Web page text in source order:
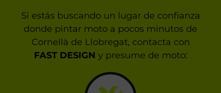
Si estás buscando un lugar de confianza
donde pintar moto a pocos minutos de
Cornellà de Llobregat, contacta con
FAST DESIGN y presume de moto: